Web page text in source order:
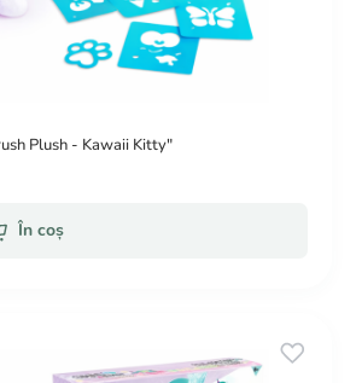
Plush - Kawaii Kitty"
În coș